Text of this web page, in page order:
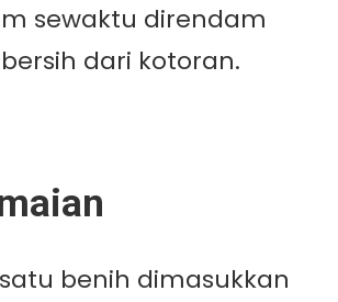
sewaktu direndam
dari kotoran.
benih dimasukkan